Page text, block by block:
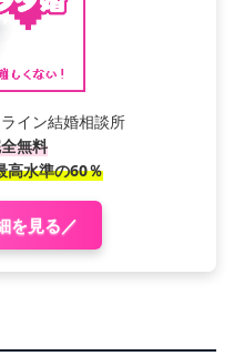
イン結婚相談所
無料
高水準の60％
を見る／